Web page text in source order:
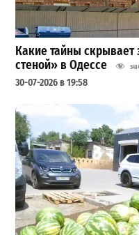
Какие тайны
стеной» в Одессе
30-07-2026 в 19:58